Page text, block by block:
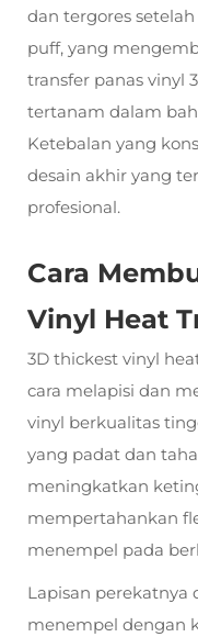
dan tergores
puff, yang
transfer panas vinyl
tertanam dalam
Ketebalan yang
desain akhir yang
profesional.
Cara
Vinyl Heat
3D thickest vinyl
cara melapisi dan
vinyl berkualitas
yang padat dan
meningkatkan
mempertahankan
menempel pada
Lapisan perekatnya
menempel dengan